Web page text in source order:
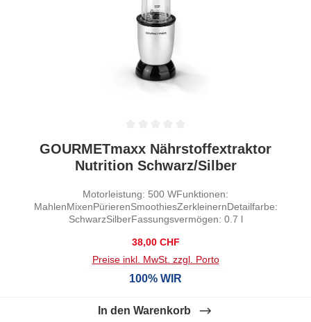
Durchschnittliche Bewertung von 0 von 5 Sternen
GOURMETmaxx Nährstoffextraktor
Nutrition Schwarz/Silber
Motorleistung: 500 WFunktionen:
MahlenMixenPürierenSmoothiesZerkleinernDetailfarbe:
SchwarzSilberFassungsvermögen: 0.7 l
Regulärer Preis:
38,00 CHF
Preise inkl. MwSt. zzgl. Porto
100% WIR
In den Warenkorb